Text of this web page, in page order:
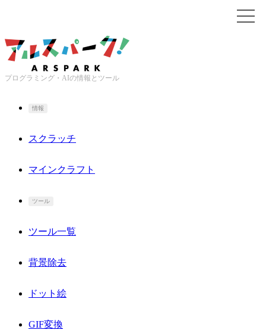
プログラミング・AIの情報とツール
情報
スクラッチ
マインクラフト
ツール
ツール一覧
背景除去
ドット絵
GIF変換